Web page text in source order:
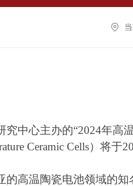
究中心主办的“2024年高
Ceramic Cells）将于
高温陶瓷电池领域的